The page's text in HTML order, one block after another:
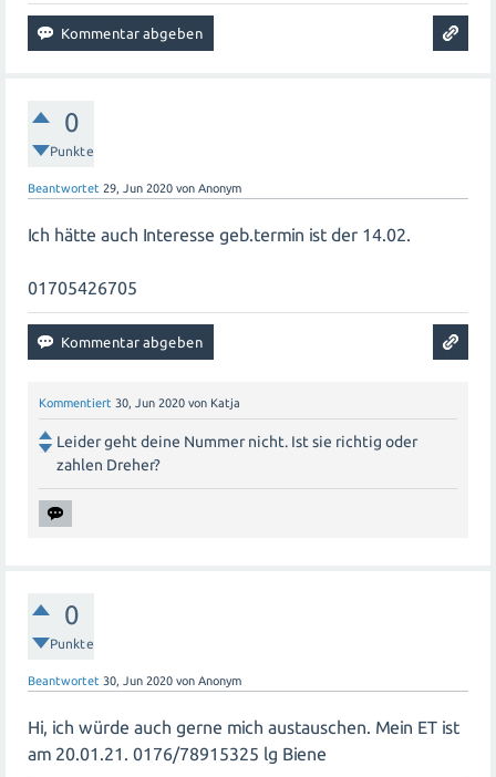
0
Punkte
Beantwortet 29, Jun 2020 von Anonym
Ich hätte auch Interesse geb.termin ist der 14.02.
01705426705
Kommentiert 30, Jun 2020 von Katja
Leider geht deine Nummer nicht. Ist sie richtig oder
zahlen Dreher?
0
Punkte
Beantwortet 30, Jun 2020 von Anonym
Hi, ich würde auch gerne mich austauschen. Mein ET ist
am 20.01.21. 0176/78915325 lg Biene